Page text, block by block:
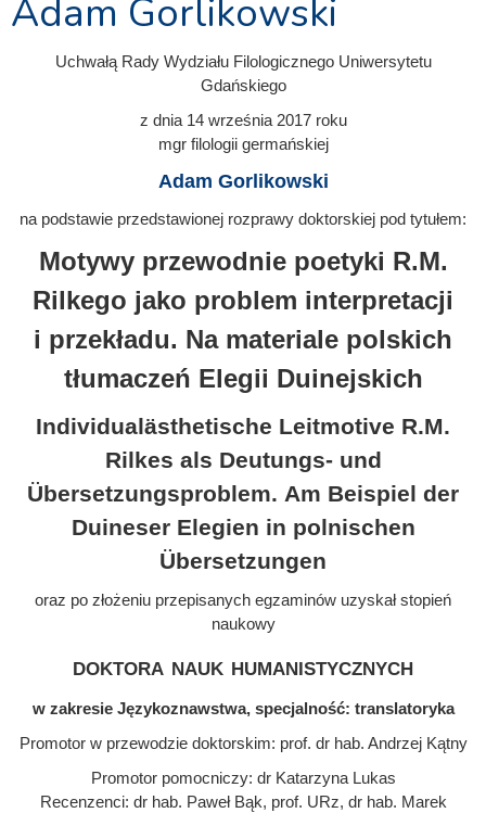
Adam Gorlikowski
Uchwałą Rady Wydziału Filologicznego Uniwersytetu
Gdańskiego
z dnia 14 września 2017roku
mgr filologii germańskiej
Adam Gorlikowski
na podstawie przedstawionej rozprawy doktorskiej pod tytułem:
Motywy przewodnie poetyki R.M.
Rilkego jako problem interpretacji
i przekładu. Na materiale polskich
tłumaczeń Elegii Duinejskich
Individualästhetische Leitmotive R.M.
Rilkes als Deutungs- und
Übersetzungsproblem. Am Beispiel der
Duineser Elegien in polnischen
Übersetzungen
oraz po złożeniu przepisanych egzaminów uzyskał stopień
naukowy
doktora nauk humanistycznych
w zakresie Językoznawstwa, specjalność: translatoryka
Promotor w przewodzie doktorskim: prof. dr hab. Andrzej Kątny
Promotor pomocniczy: dr Katarzyna Lukas
Recenzenci: dr hab. Paweł Bąk, prof. URz, dr hab. Marek